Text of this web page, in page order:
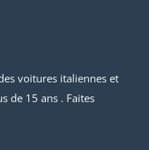
voitures italiennes et
de 15 ans . Faites